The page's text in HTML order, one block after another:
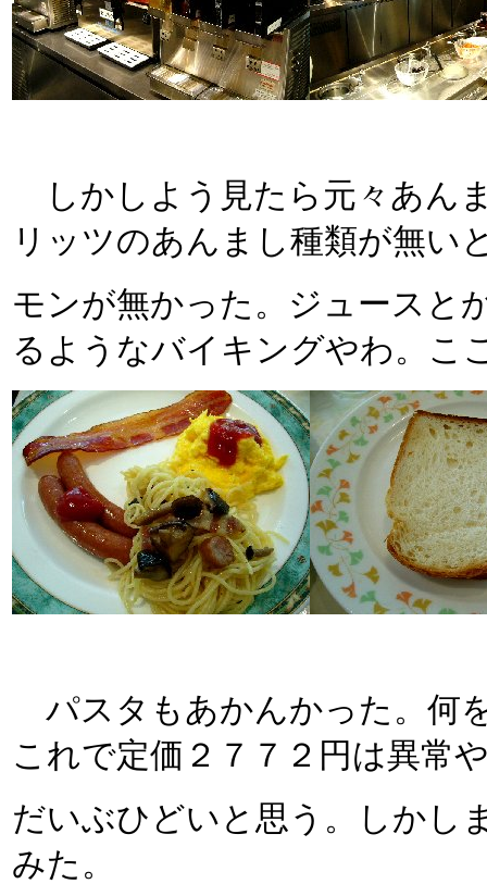
しかしよう見たら元々あん
リッツのあんまし種類が無い
モンが無かった。ジュースと
るようなバイキングやわ。こ
パスタもあかんかった。何
これで定価２７７２円は異常
だいぶひどいと思う。しかし
みた。